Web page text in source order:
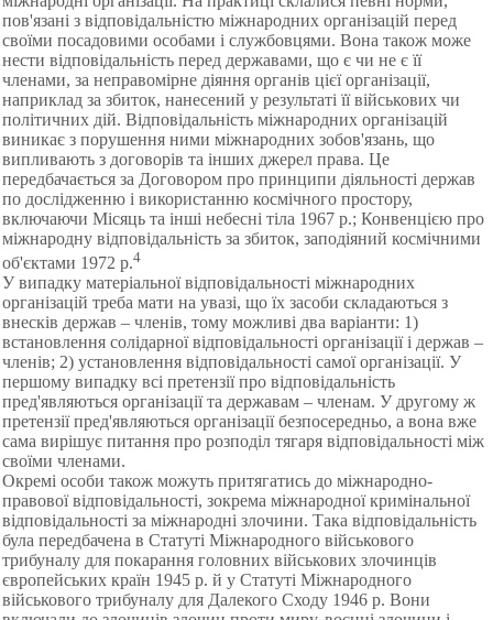
пов'язані з відповідальністю міжнародних організацій перед
своїми посадовими особами і службовцями. Вона також може
нести відповідальність перед державами, що є чи не є її
членами, за неправомірне діяння органів цієї організації,
наприклад за збиток, нанесений у результаті її військових чи
політичних дій. Відповідальність міжнародних організацій
виникає з порушення ними міжнародних зобов'язань, що
випливають з договорів та інших джерел права. Це
передбачається за Договором про принципи діяльності держав
по дослідженню і використанню космічного простору,
включаючи Місяць та інші небесні тіла 1967 р.; Конвенцією про
міжнародну відповідальність за збиток, заподіяний космічними
об'єктами 1972 р.4
У випадку матеріальної відповідальності міжнародних
організацій треба мати на увазі, що їх засоби складаються з
внесків держав – членів, тому можливі два варіанти: 1)
встановлення солідарної відповідальності організації і держав –
членів; 2) установлення відповідальності самої організації. У
першому випадку всі претензії про відповідальність
пред'являються організації та державам – членам. У другому ж
претензії пред'являються організації безпосередньо, а вона вже
сама вирішує питання про розподіл тягаря відповідальності між
своїми членами.
Окремі особи також можуть притягатись до міжнародно-
правової відповідальності, зокрема міжнародної кримінальної
відповідальності за міжнародні злочини. Така відповідальність
була передбачена в Статуті Міжнародного військового
трибуналу для покарання головних військових злочинців
європейських країн 1945 p. й у Статуті Міжнародного
військового трибуналу для Далекого Сходу 1946 р. Вони